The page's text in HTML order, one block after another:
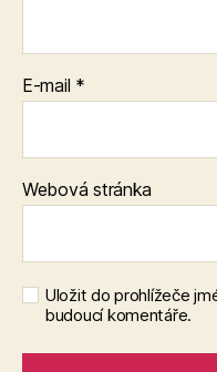
E-mail *
Webová stránka
Uložit do prohlížeče
budoucí komentáře.